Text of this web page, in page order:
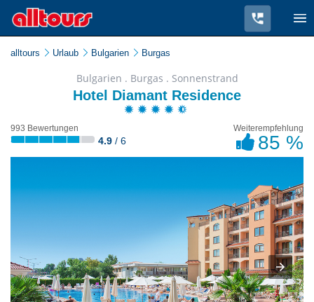
alltours Urlaub Bulgarien Burgas
Bulgarien . Burgas . Sonnenstrand
Hotel Diamant Residence
993 Bewertungen
4.9 / 6
Weiterempfehlung
85 %